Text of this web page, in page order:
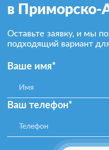
в Приморско-
Оставьте заявку, и мы
подходящий вариант
Ваше имя*
Ваш телефон*